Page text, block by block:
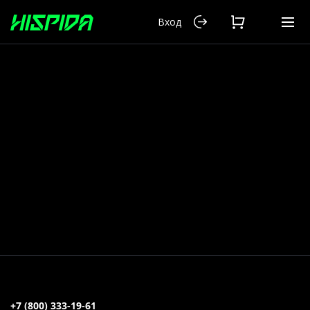
Вход
Доставка
+7 (800) 333-19-61